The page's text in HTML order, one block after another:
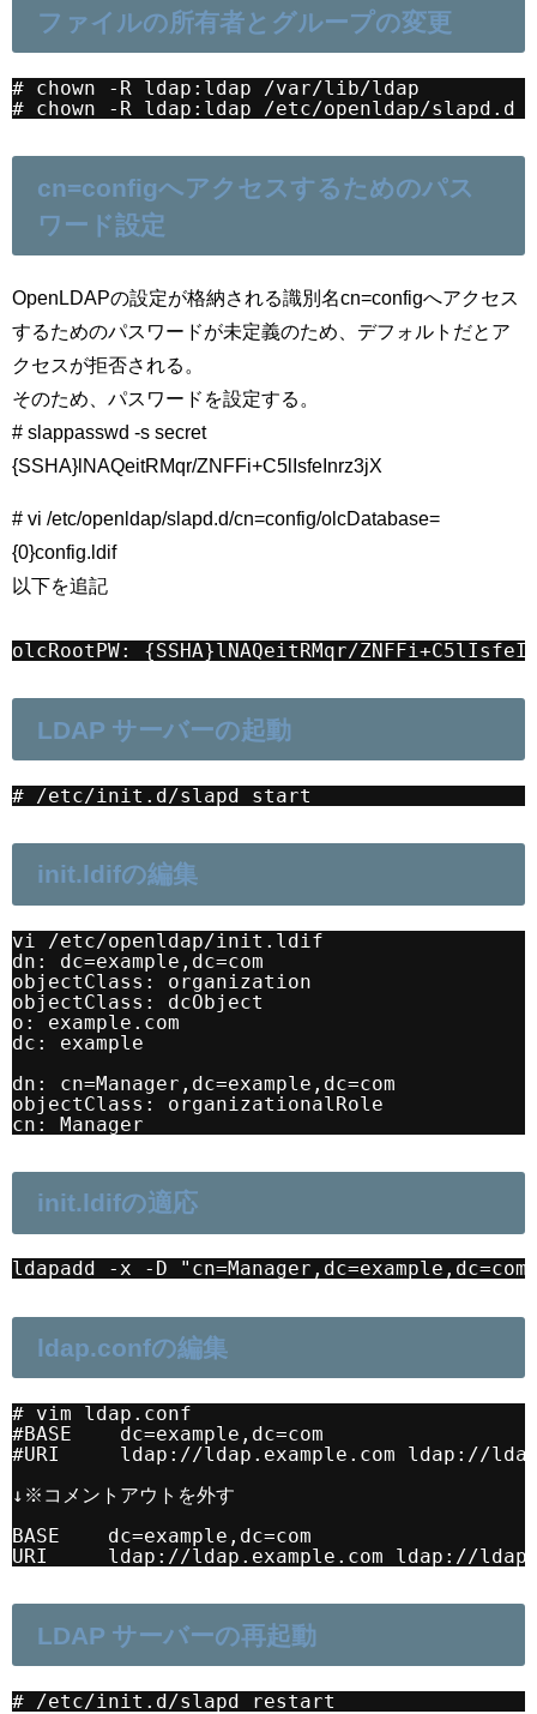
ファイルの所有者とグループの変更
# chown -R ldap:ldap /var/lib/ldap
# chown -R ldap:ldap /etc/openldap/slapd.d
cn=configへアクセスするためのパス
ワード設定
OpenLDAPの設定が格納される識別名cn=configへアクセス
するためのパスワードが未定義のため、デフォルトだとア
クセスが拒否される。
そのため、パスワードを設定する。
# slappasswd -s secret
{SSHA}lNAQeitRMqr/ZNFFi+C5lIsfeInrz3jX
# vi /etc/openldap/slapd.d/cn=config/olcDatabase=
{0}config.ldif
以下を追記
olcRootPW: {SSHA}lNAQeitRMqr/
LDAP サーバーの起動
# /etc/init.d/slapd start
init.ldifの編集
vi /etc/openldap/init.ldif
dn: dc=example,dc=com
objectClass: organization
objectClass: dcObject
o: example.com
dc: example
dn: cn=Manager,dc=example,dc=com
objectClass: organizationalRole
cn: Manager
init.ldifの適応
ldapadd -x -D
ldap.confの編集
# vim ldap.conf
#BASE    dc=example,dc=com
#URI ldap://ldap.example.com
ldap://
↓※コメントアウトを外す
BASE    dc=example,dc=com
URI ldap://ldap.example.com ldap://ldap-
LDAP サーバーの再起動
# /etc/init.d/slapd restart